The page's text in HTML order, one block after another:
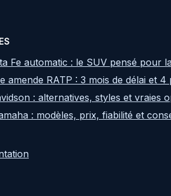
Fe automatic : le SUV pensé pour
amende RATP : 3 mois de délai et
: alternatives, styles et vraies
: modèles, prix, fiabilité et